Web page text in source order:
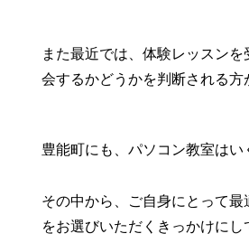
また最近では、体験レッスンを
会するかどうかを判断される方
豊能町にも、パソコン教室はい
その中から、ご自身にとって最
をお選びいただくきっかけにし